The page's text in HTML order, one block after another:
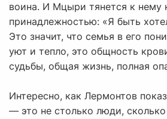
воина. И Мцыри тянется к нему
принадлежностью: «Я быть
Это значит, что семья в его
уют и тепло, это общность
судьбы, общая жизнь, полная
Интересно, как Лермонтов
— это не столько люди, сколько